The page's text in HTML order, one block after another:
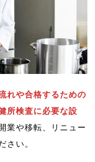
れや合格するための
所検査に必要な設
業や移転、リニュー
さい。